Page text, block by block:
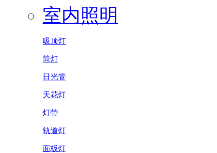
室内照明
吸顶灯
筒灯
日光管
天花灯
灯带
轨道灯
面板灯